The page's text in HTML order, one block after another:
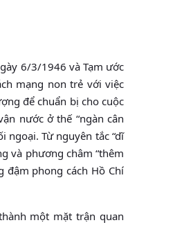
6/3/1946 và Tạm ước
mạng non trẻ với việc
để chuẩn bị cho cuộc
nước ở thế “ngàn cân
ngoại. Từ nguyên tắc “dĩ
và phương châm “thêm
đậm phong cách Hồ Chí
một mặt trận quan